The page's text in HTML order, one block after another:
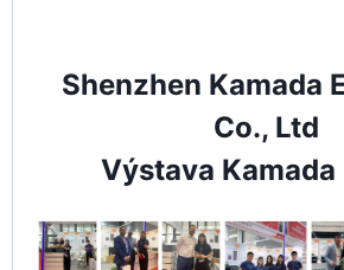
Shenzhen Kamada
Co., Ltd
Výstava Kamada